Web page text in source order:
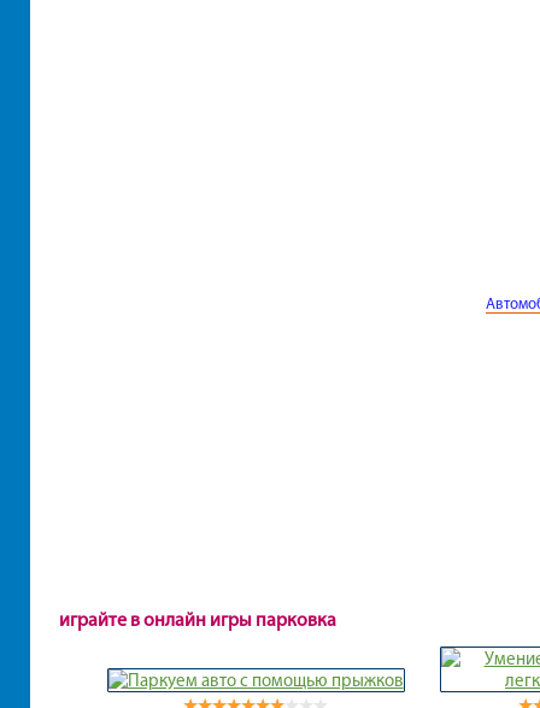
играйте в онлайн игры парковка